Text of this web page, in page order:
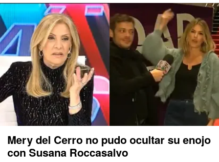
Mery del Cerro no pudo ocultar su enojo
con Susana Roccasalvo